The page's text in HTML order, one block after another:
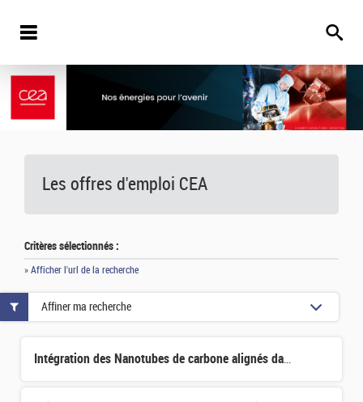
Les offres d'emploi CEA
Critères sélectionnés :
» Afficher l'url de la recherche
Intégration des Nanotubes de carbone alignés dans les batteries sans anode : mécanisme et optimisation d
Affiner ma recherche